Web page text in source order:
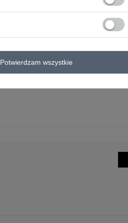
Potwierdzam wszystkie